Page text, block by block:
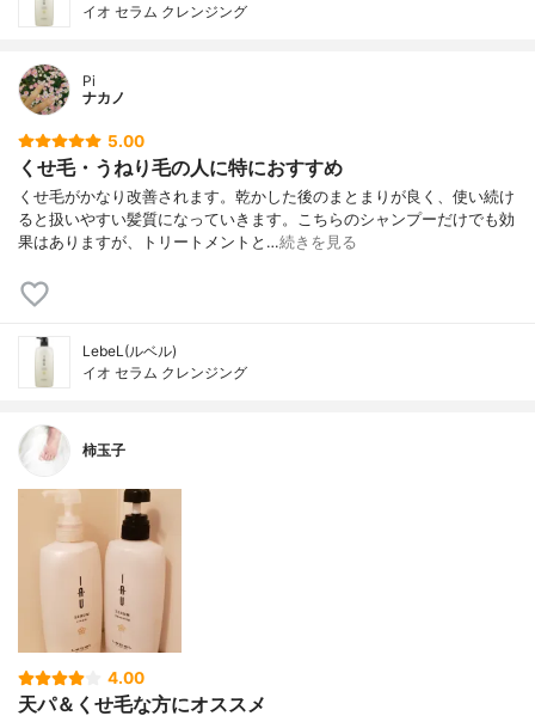
イオ セラム クレンジング
Pi
ナカノ
5.00
くせ毛・うねり毛の人に特におすすめ
くせ毛がかなり改善されます。乾かした後のまとまりが良く、使い続け
ると扱いやすい髪質になっていきます。こちらのシャンプーだけでも効
果はありますが、トリートメントと…続きを見る
LebeL(ルベル)
イオ セラム クレンジング
柿玉子
4.00
天パ＆くせ毛な方にオススメ